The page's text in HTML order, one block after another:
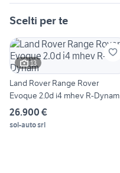
Scelti per te
13
Land Rover Range Rover
Evoque 2.0d i4 mhev R-Dynam
26.900 €
sol-auto srl